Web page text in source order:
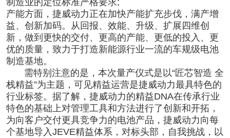
制造业的定位标准严格要求;
产能方面，捷威动力正在加快产能扩充步伐，满产增
益、创新加码。从回报、效能、升级、扩展四维创
新，做到更快的交付、更高的产能、更低的投入、更
优的质量，致力于打造新能源行业一流的车规级电池
制造基地。
需特别注意的是，本次量产仪式是以“匠芯智造 全
栈精益”为主题，可见精益运营是捷威动力最具特色的
行业标签。据了解，捷威动力的精益DNA在传承行业
特色的基础上对管理工具和方法进行了创新和开拓，
为向客户交付更具竞争力的电池产品，捷威动力向每
个基地导入JEVE精益体系，对标头部，自我挑战，以